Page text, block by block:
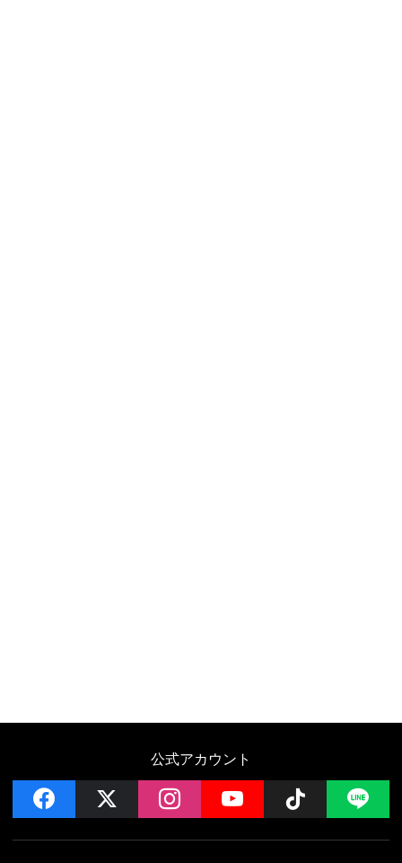
公式アカウント
facebook instagramYouTube Follow